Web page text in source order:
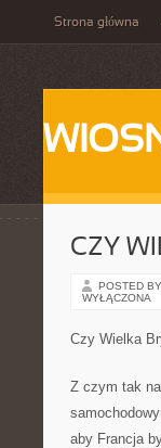
Strona główna
CZY
POSTED
WYŁĄCZONA
Czy Wielka
Z czym tak
aby Francja